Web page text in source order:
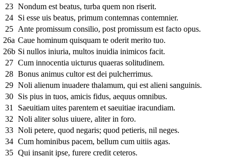
23 Nondum est beatus, turba quem non riserit.
24
Si esse uis beatus, primum contemnas contemnier.
25
Ante promissum consilio, post promissum est facto opus.
26a Caue hominum quisquam te oderit merito tuo.
26b Si nullos iniuria, multos inuidia inimicos facit.
27 Cum innocentia uicturus quaeras solitudinem.
28 Bonus animus cultor est dei pulcherrimus.
29 Noli alienum inuadere thalamum, qui est alieni sanguinis.
30
Sis pius in tuos, amicis fidus, aequus omnibus.
31
Saeuitiam uites parentem et saeuitiae iracundiam.
32 Noli aliter solus uiuere, aliter in foro.
33 Noli petere, quod negaris; quod petieris, nil neges.
34 Cum hominibus pacem, bellum cum uitiis agas.
35 Qui insanit ipse, furere credit ceteros.